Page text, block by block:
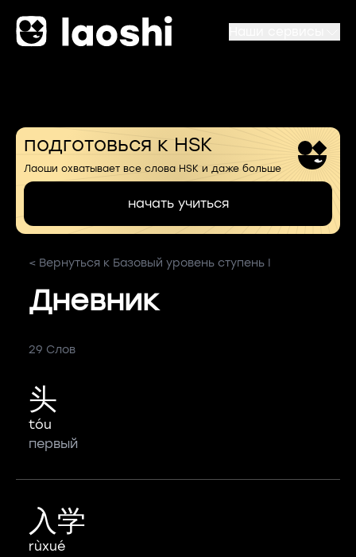
подготовься к HSK
Лаоши охватывает все слова HSK и даже больше
начать учиться
< Вернуться к Базовый уровень ступень I
Дневник
29 Слов
头
tóu
первый
入学
rùxué